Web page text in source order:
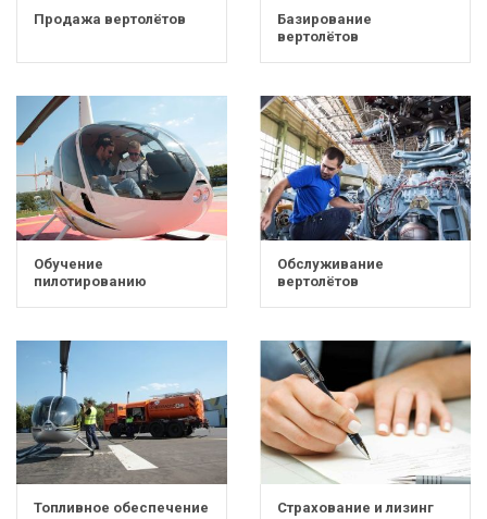
Продажа вертолётов
Базирование
вертолётов
Обучение
пилотированию
Обслуживание
вертолётов
Топливное обеспечение Страхование и лизинг